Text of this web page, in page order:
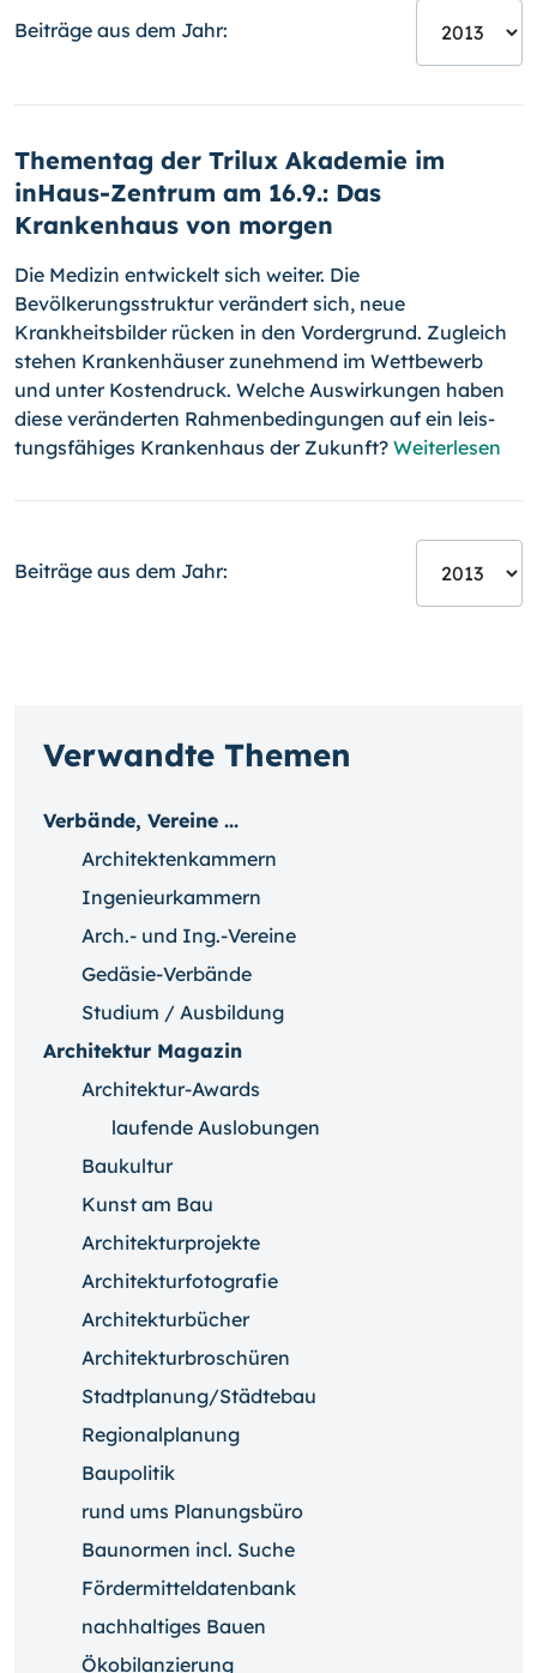
Beiträge aus dem Jahr:
Thementag der Trilux Akademie im
inHaus-Zentrum am 16.9.: Das
Krankenhaus von morgen
Die Medizin entwickelt sich weiter. Die
Bevölkerungsstruktur verändert sich, neue
Krankheitsbilder rücken in den Vordergrund. Zugleich
stehen Krankenhäuser zunehmend im Wettbewerb
und unter Kostendruck. Wel­che Auswirkungen haben
diese veränderten Rahmenbedingungen auf ein leis­
tungsfähiges Krankenhaus der Zukunft? Weiterlesen
Beiträge aus dem Jahr:
Verwandte Themen
Verbände, Vereine ...
Architektenkammern
Ingenieurkammern
Arch.- und Ing.-Vereine
Gedäsie-Verbände
Studium / Ausbildung
Architektur Magazin
Architektur-Awards
laufende Auslobungen
Baukultur
Kunst am Bau
Architekturprojekte
Architekturfotografie
Architekturbücher
Architekturbroschüren
Stadtplanung/Städtebau
Regionalplanung
Baupolitik
rund ums Planungsbüro
Baunormen incl. Suche
Fördermitteldatenbank
nachhaltiges Bauen
Ökobilanzierung